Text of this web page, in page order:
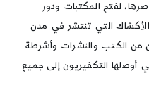
لفتح المكتبات ودور
التي تنتشر في مدن
من الكتب والنشرات وأشرطة
أوصلها التكفيريون إلى جميع